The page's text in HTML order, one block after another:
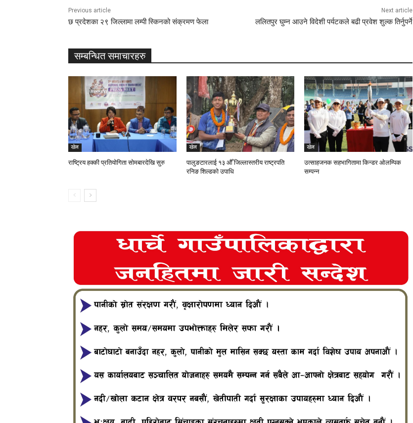
Previous article
छ प्रदेशका २९ जिल्लामा लम्पी स्किनको संक्रमण फेला
Next article
ललितपुर घुम्न आउने विदेशी पर्यटकले बढी प्रवेश शुल्क तिर्नुपर्ने
सम्बन्धित समाचारहरु
खेल
राष्ट्रिय हक्की प्रतियोगिता सोमबारदेखि सुरु
खेल
पालुङटारलाई १३ औँ जिल्लास्तरीय राष्ट्रपति
रनिङ शिल्डको उपाधि
खेल
उत्साहजनक सहभागितामा किन्डर ओलम्पिक
सम्पन्न